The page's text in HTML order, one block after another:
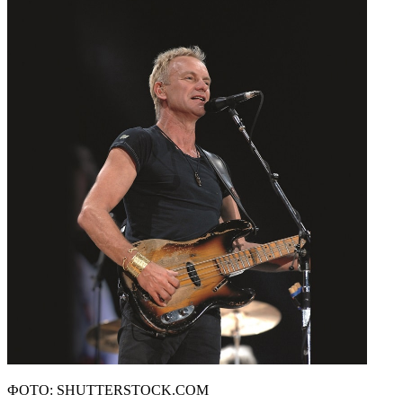
ФОТО: SHUTTERSTOCK.COM